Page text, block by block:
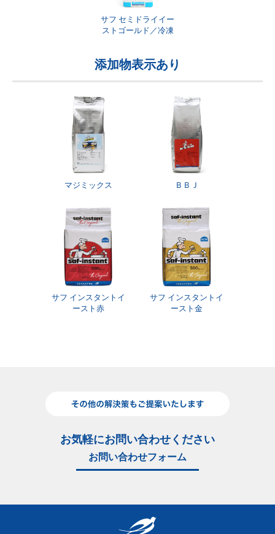
サフ セミドライイー
ストゴールド／冷凍
添加物表示あり
マジミックス ＢＢＪ
サフ インスタントイ
ースト赤
サフ インスタントイ
ースト金
お気軽にお問い合わせください
お問い合わせフォーム